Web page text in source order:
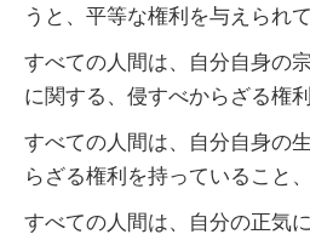
うと、平等な権利を与えられ
すべての人間は、自分自身の
に関する、侵すべからざる権
すべての人間は、自分自身の
らざる権利を持っていること、
すべての人間は、自分の正気